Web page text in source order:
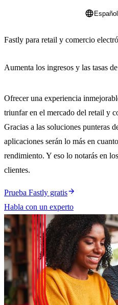
Language
Fastly para retail y comercio
Aumenta los ingresos y las tasas
Ofrecer una experiencia
triunfar en el mercado del retail y
Gracias a las soluciones punteras
aplicaciones serán lo más en
rendimiento. Y eso lo notarás en
clientes.
Prueba Fastly gratis
Habla con un experto